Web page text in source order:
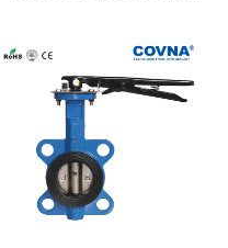
уплотнением